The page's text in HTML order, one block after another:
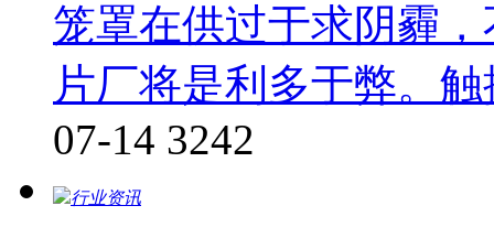
笼罩在供过于求阴霾
片厂将是利多于弊。触
07-14 3242
行业资讯